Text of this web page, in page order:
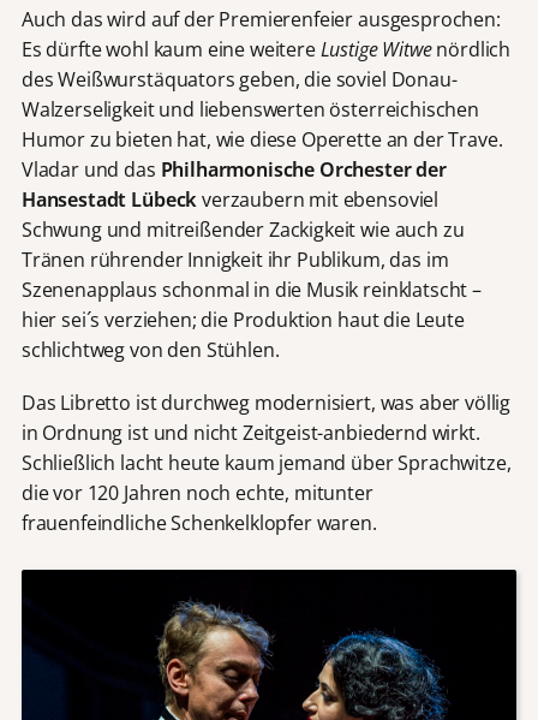
Auch das wird auf der Premierenfeier ausgesprochen:
Es dürfte wohl kaum eine weitereLustige Witwenördlich
des Weißwurstäquators geben, die soviel Donau-
Walzerseligkeit und liebenswerten österreichischen
Humor zu bieten hat, wie diese Operette an der Trave.
Vladar und das Philharmonische Orchester der
Hansestadt Lübeckverzaubern mit ebensoviel
Schwung und mitreißender Zackigkeit wie auch zu
Tränen rührender Innigkeit ihr Publikum, das im
Szenenapplaus schonmal in die Musik reinklatscht –
hier sei´s verziehen; die Produktion haut die Leute
schlichtweg von den Stühlen.
Das Libretto ist durchweg modernisiert, was aber völlig
in Ordnung ist und nicht Zeitgeist-anbiedernd wirkt.
Schließlich lacht heute kaum jemand über Sprachwitze,
die vor 120 Jahren noch echte, mitunter
frauenfeindliche Schenkelklopfer waren.